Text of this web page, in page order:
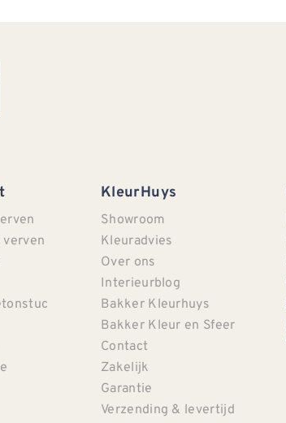
KleurHuys
Showroom
Kleuradvies
Over ons
Interieurblog
Bakker Kleurhuys
Bakker Kleur en Sfeer
Contact
Zakelijk
Garantie
Verzending & levertijd